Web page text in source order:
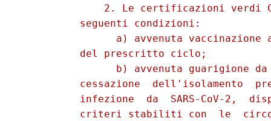
2. Le certificazioni verdi
          seguenti condizioni:
a) avvenuta vaccinazione
          del prescritto ciclo;
b) avvenuta guarigione
cessazione  dell'isolamento
infezione  da  SARS-CoV-2,
criteri stabiliti con  le